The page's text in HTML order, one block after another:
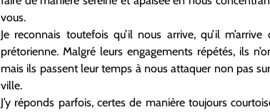
vous.
Je reconnais toutefois qu’il nous arrive, qu’il
prétorienne. Malgré leurs engagements répétés, ils
mais ils passent leur temps à nous attaquer non pas
ville.
J’y réponds parfois, certes de manière toujours